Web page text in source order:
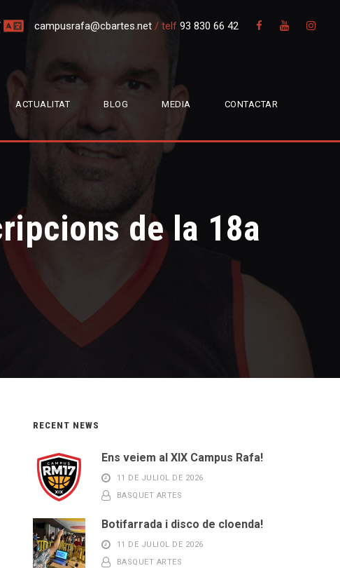
multi campusrafa@cbartes.net / telf 93 830 66 42
ACTUALITAT BLOG MEDIA CONTACTAR
de la 18a
RECENT NEWS
Ens veiem al XIX Campus Rafa!
11 DE JULIOL DE 2026
BASQUET ARTES
Botifarrada i disco de cloenda!
11 DE JULIOL DE 2026
BASQUET ARTES